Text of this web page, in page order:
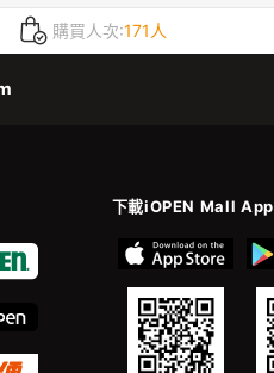
購買人次:171人
下載iOPEN Mall App